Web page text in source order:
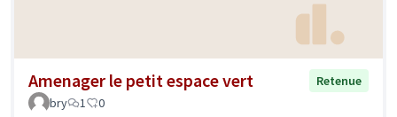
Amenager le petit espace vert
Retenue
bry
1 0